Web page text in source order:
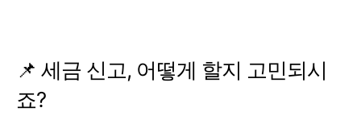
📌 세금 신고, 어떻게 할지 고민되시
죠?